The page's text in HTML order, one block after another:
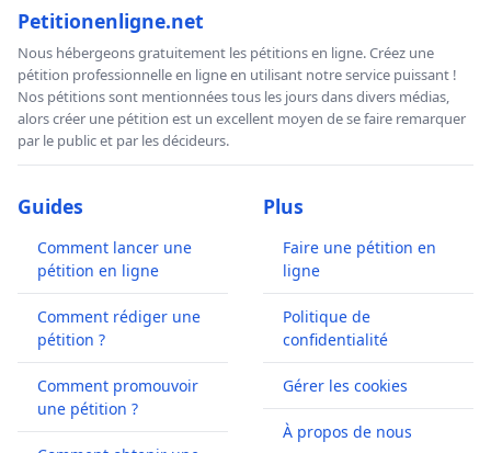
Petitionenligne.net
Nous hébergeons gratuitement les pétitions en ligne. Créez une
pétition professionnelle en ligne en utilisant notre service puissant !
Nos pétitions sont mentionnées tous les jours dans divers médias,
alors créer une pétition est un excellent moyen de se faire remarquer
par le public et par les décideurs.
Guides
Comment lancer une
pétition en ligne
Comment rédiger une
pétition ?
Comment promouvoir
une pétition ?
Plus
Faire une pétition en
ligne
Politique de
confidentialité
Gérer les cookies
À propos de nous